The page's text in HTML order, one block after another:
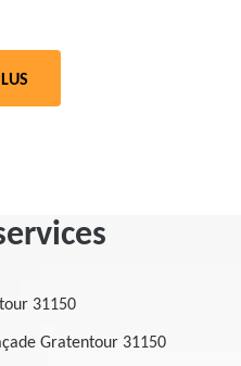
31150
Gratentour 31150